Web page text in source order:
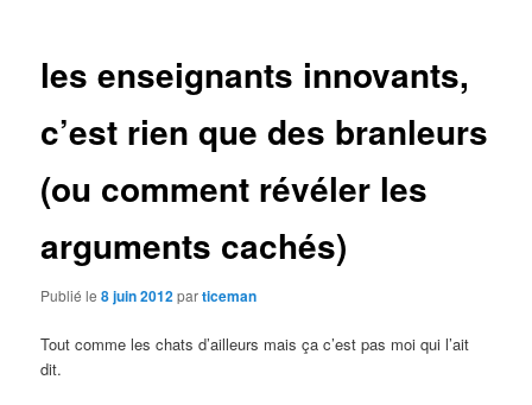
les enseignants innovants,
c’est rien que des branleurs
(ou comment révéler les
arguments cachés)
Publié le8 juin 2012particeman
Tout comme les chats d’ailleurs mais ça c’est pas moi qui l’ait
dit.